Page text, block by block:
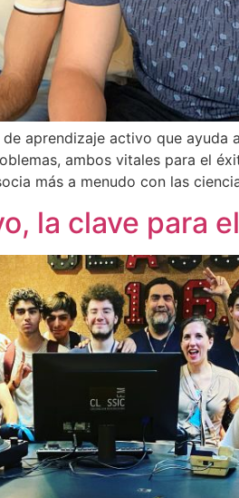
aprendizaje activo que ayuda
ambos vitales para el
más a menudo con las
la clave para